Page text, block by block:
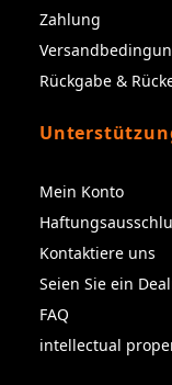
Zahlung
Rückgabe &
Mein Konto
Kontaktiere uns
Seien Sie ein
FAQ
intellectual